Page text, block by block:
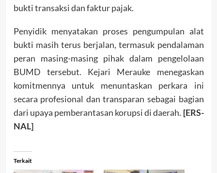
bukti transaksi dan faktur pajak.
Penyidik menyatakan proses pengumpulan alat
bukti masih terus berjalan, termasuk pendalaman
peran masing-masing pihak dalam pengelolaan
BUMD tersebut. Kejari Merauke menegaskan
komitmennya untuk menuntaskan perkara ini
secara profesional dan transparan sebagai bagian
dari upaya pemberantasan korupsi di daerah. [ERS-
NAL]
Terkait